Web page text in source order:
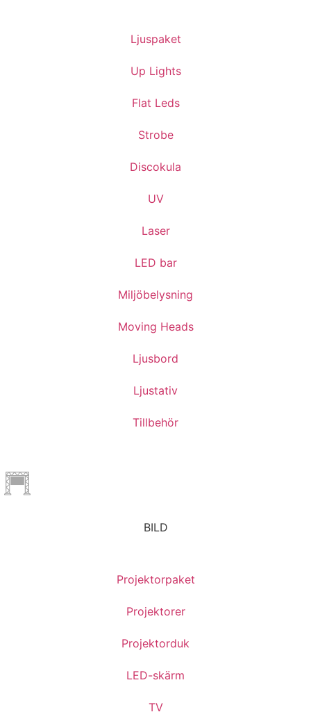
Ljuspaket
Up Lights
Flat Leds
Strobe
Discokula
UV
Laser
LED bar
Miljöbelysning
Moving Heads
Ljusbord
Ljustativ
Tillbehör
BILD
Projektorpaket
Projektorer
Projektorduk
LED-skärm
TV